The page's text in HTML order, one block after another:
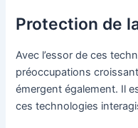
Protection de
Avec l’essor de ces
préoccupations
émergent également. Il
ces technologies